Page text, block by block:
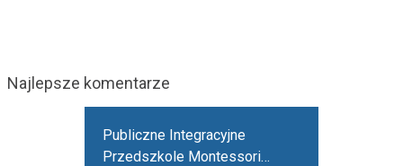
Najlepsze komentarze
Publiczne Integracyjne
Przedszkole Montessori